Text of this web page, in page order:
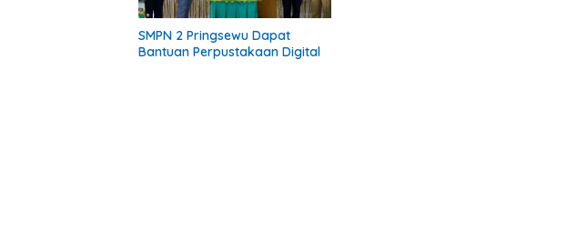
SMPN 2 Pringsewu Dapat
Bantuan Perpustakaan Digital